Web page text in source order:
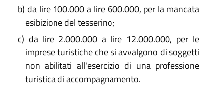
b) da lire 100.000 a lire 600.000, per la mancata
esibizione del tesserino;
c) da lire 2.000.000 a lire 12.000.000, per le
imprese turistiche che si avvalgono di soggetti
non abilitati all'esercizio di una professione
turistica di accompagnamento.